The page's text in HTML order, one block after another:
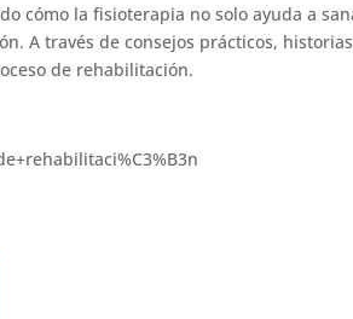
cómo la fisioterapia no solo ayuda a
A través de consejos prácticos,
de rehabilitación.